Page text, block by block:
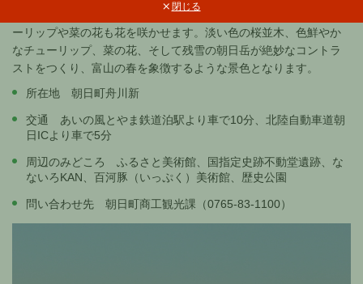
閉じる
この地区はチューリップの生産が盛んで、花見の時期には、チュ
ーリップや菜の花も花を咲かせます。淡い色の桜並木、色鮮やか
なチューリップ、菜の花、そして残雪の朝日岳が絶妙なコントラ
ストをつくり、富山の春を象徴するような景色となります。
所在地 朝日町舟川新
交通 あいの風とやま鉄道泊駅より車で10分、北陸自動車道朝
日ICより車で5分
周辺のみどころ ふるさと美術館、国指定史跡不動堂遺跡、な
ないろKAN、百河豚（いっぷく）美術館、歴史公園
問い合わせ先 朝日町商工観光課（0765-83-1100）